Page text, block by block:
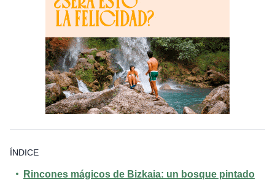
ÍNDICE
Rincones mágicos de Bizkaia: un bosque pintado